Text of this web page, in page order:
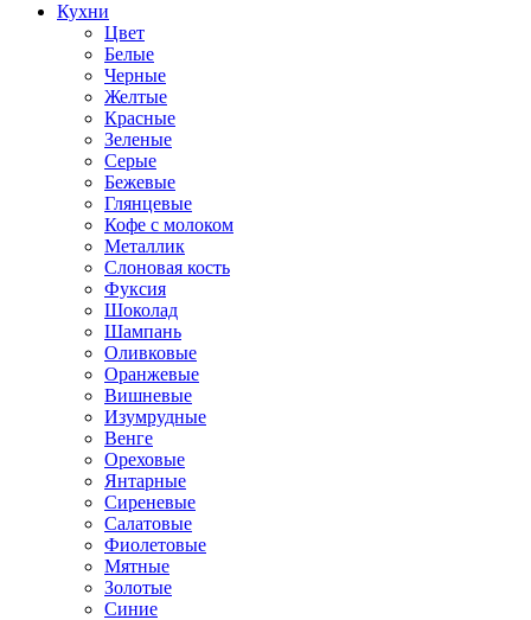
Кухни
Цвет
Белые
Черные
Желтые
Красные
Зеленые
Серые
Бежевые
Глянцевые
Кофе с молоком
Металлик
Слоновая кость
Фуксия
Шоколад
Шампань
Оливковые
Оранжевые
Вишневые
Изумрудные
Венге
Ореховые
Янтарные
Сиреневые
Салатовые
Фиолетовые
Мятные
Золотые
Синие